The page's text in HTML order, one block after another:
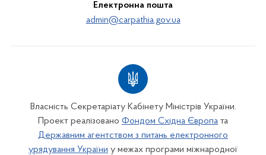
Електронна пошта
admin@carpathia.gov.ua
Власність Секретаріату Кабінету Міністрів України.
Проект реалізовано Фондом Східна Європа та
Державним агентством з питань електронного
урядування України у межах програми міжнародної